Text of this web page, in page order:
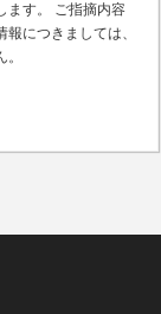
ます。 ご指摘内容
につきましては、